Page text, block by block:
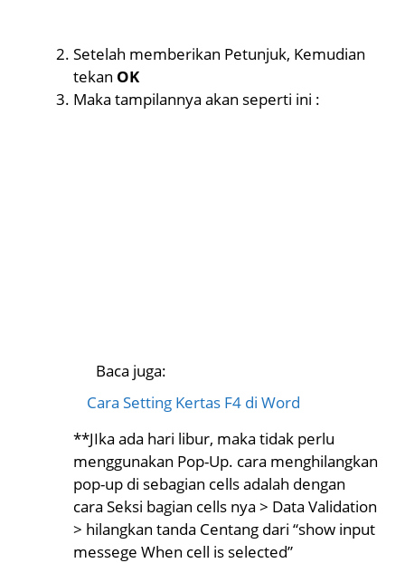
Setelah memberikan Petunjuk, Kemudian
tekan OK
Maka tampilannya akan seperti ini :
Baca juga:
Cara Setting Kertas F4 di Word
**JIka ada hari libur, maka tidak perlu
menggunakan Pop-Up. cara menghilangkan
pop-up di sebagian cells adalah dengan
cara Seksi bagian cells nya > Data Validation
> hilangkan tanda Centang dari “show input
messege When cell is selected”